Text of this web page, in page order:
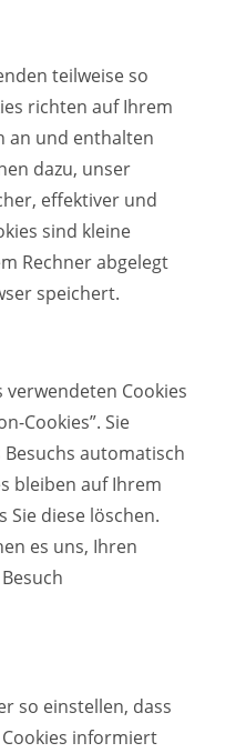
teilweise so
richten auf Ihrem
an und enthalten
dazu, unser
effektiver und
sind kleine
Rechner abgelegt
speichert.
Cookies
Cookies”. Sie
automatisch
bleiben auf Ihrem
Sie diese löschen.
es uns, Ihren
so einstellen, dass
informiert